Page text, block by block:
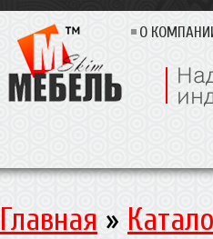
О
Главная »